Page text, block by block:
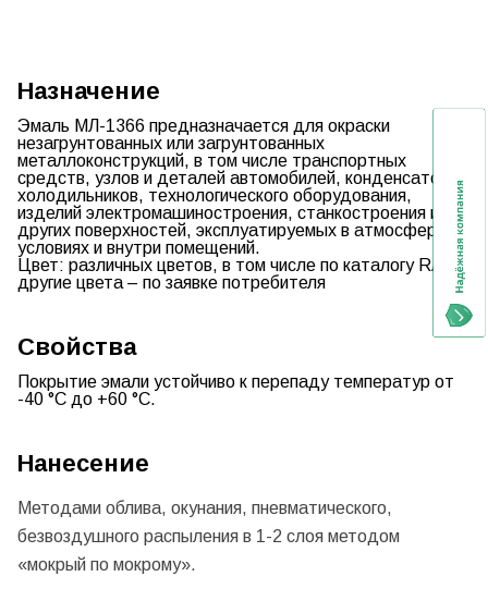
Назначение
Эмаль МЛ-1366 предназначается для окраски
незагрунтованных или загрунтованных
металлоконструкций, в том числе транспортных
средств, узлов и деталей автомобилей, конденсаторов
холодильников, технологического оборудования,
изделий электромашиностроения, станкостроения и
других поверхностей, эксплуатируемых в атмосферных
условиях и внутри помещений.
Цвет: различных цветов, в том числе по каталогу RAL ,
другие цвета – по заявке потребителя
Свойства
Покрытие эмали устойчиво к перепаду температур от
-40 °С до +60 °С.
Нанесение
Методами облива, окунания, пневматического,
безвоздушного распыления в 1-2 слоя методом
«мокрый по мокрому».